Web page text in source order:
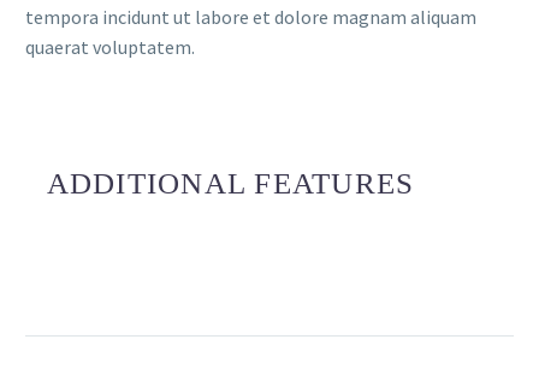
tempora incidunt ut labore et dolore magnam aliquam
quaerat voluptatem.
ADDITIONAL FEATURES